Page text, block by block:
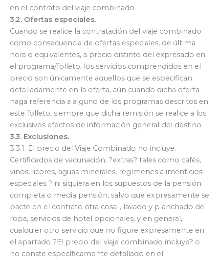
en el contrato del viaje combinado.
3.2. Ofertas especiales.
Cuando se realice la contratación del viaje combinado
como consecuencia de ofertas especiales, de última
hora o equivalentes, a precio distinto del expresado en
el programa/folleto, los servicios comprendidos en el
precio son únicamente aquellos que se especifican
detalladamente en la oferta, aún cuando dicha oferta
haga referencia a alguno de los programas descritos en
este folleto, siempre que dicha remisión se realice a los
exclusivos efectos de información general del destino.
3.3. Exclusiones.
3.3.1. El precio del Viaje Combinado no incluye.
Certificados de vacunación, ?extras? tales como cafés,
vinos, licores, aguas minerales, regímenes alimenticios
especiales ? ni siquiera en los supuestos de la pensión
completa o media pensión, salvo que expresamente se
pacte en el contrato otra cosa-, lavado y planchado de
ropa, servicios de hotel opcionales, y en general,
cualquier otro servicio que no figure expresamente en
el apartado ?El precio del viaje combinado incluye? o
no conste específicamente detallado en el